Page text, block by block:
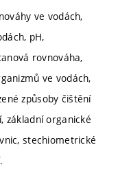
ve vodách,
pH,
rovnováha,
ve vodách,
způsoby čištění
základní organické
stechiometrické